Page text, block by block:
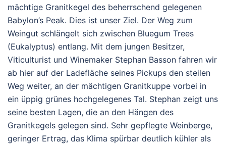
mächtige Granitkegel des beherrschend gelegenen
Babylon’s Peak. Dies ist unser Ziel. Der Weg zum
Weingut schlängelt sich zwischen Bluegum Trees
(Eukalyptus) entlang. Mit dem jungen Besitzer,
Viticulturist und Winemaker Stephan Basson fahren wir
ab hier auf der Ladefläche seines Pickups den steilen
Weg weiter, an der mächtigen Granitkuppe vorbei in
ein üppig grünes hochgelegenes Tal. Stephan zeigt uns
seine besten Lagen, die an den Hängen des
Granitkegels gelegen sind. Sehr gepflegte Weinberge,
geringer Ertrag, das Klima spürbar deutlich kühler als